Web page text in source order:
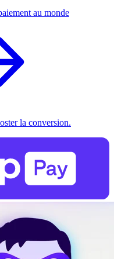
au monde
la conversion.